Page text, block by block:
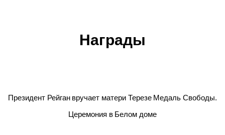
Награды
Президент Рейган вручает матери Терезе Медаль Свободы.
Церемония в Белом доме